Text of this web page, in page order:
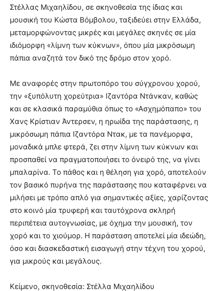
Στέλλας Μιχαηλίδου, σε σκηνοθεσία της ίδιας και
μουσική του Κώστα Βόμβολου, ταξιδεύει στην Ελλάδα,
μεταμορφώνοντας μικρές και μεγάλες σκηνές σε μία
ιδιόμορφη «λίμνη των κύκνων», όπου μία μικρόσωμη
πάπια αναζητά τον δικό της δρόμο στον χορό.
Με αναφορές στην πρωτοπόρο του σύγχρονου χορού,
την «ξυπόλυτη χορεύτρια» Ιζαντόρα Ντάνκαν, καθώς
και σε κλασικά παραμύθια όπως το «Ασχημόπαπο» του
Χανς Κρίστιαν Άντερσεν, η ηρωίδα της παράστασης, η
μικρόσωμη πάπια Ιζαντόρα Ντακ, με τα πανέμορφα,
μοναδικά μπλε φτερά, ζει στην λίμνη των κύκνων και
προσπαθεί να πραγματοποιήσει το όνειρό της, να γίνει
μπαλαρίνα. Το πάθος και η θέληση για χορό, αποτελούν
τον βασικό πυρήνα της παράστασης που καταφέρνει να
μιλήσει με τρόπο απλό για σημαντικές αξίες, χαρίζοντας
στο κοινό μία τρυφερή και ταυτόχρονα σκληρή
περιπέτεια αυτογνωσίας, με όχημα την μουσική, τον
χορό και το χιούμορ. Η παράσταση αποτελεί μία ιδεώδη,
όσο και διασκεδαστική εισαγωγή στην τέχνη του χορού,
για μικρούς και μεγάλους.
Κείμενο, σκηνοθεσία: Στέλλα Μιχαηλίδου